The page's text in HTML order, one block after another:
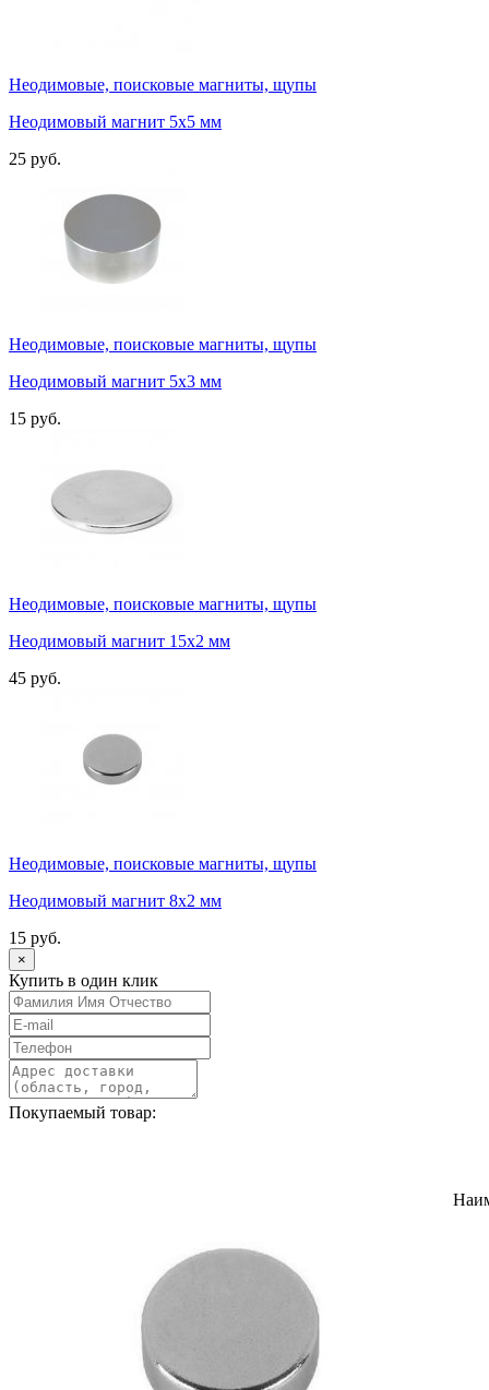
Неодимовые, поисковые магниты, щупы
Неодимовый магнит 5х5 мм
25 руб.
Неодимовые, поисковые магниты, щупы
Неодимовый магнит 5х3 мм
15 руб.
Неодимовые, поисковые магниты, щупы
Неодимовый магнит 15х2 мм
45 руб.
Неодимовые, поисковые магниты, щупы
Неодимовый магнит 8х2 мм
15 руб.
×
Купить в один клик
Покупаемый товар: